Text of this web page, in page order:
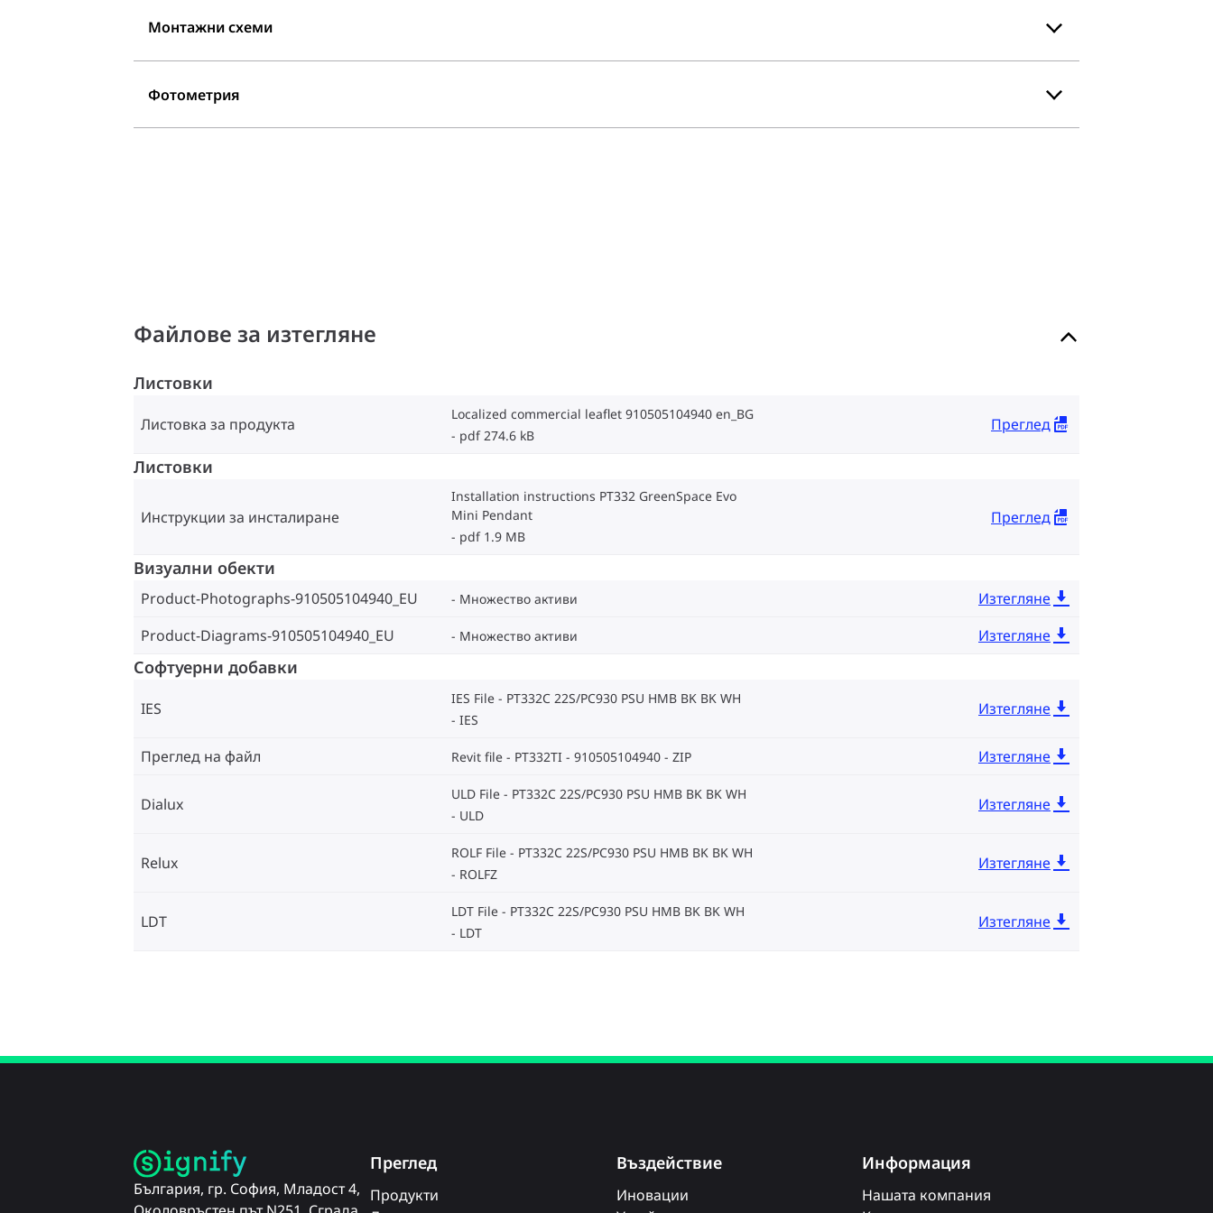
Монтажни схеми
Фотометрия
Файлове за изтегляне
Листовки
Листовка за продукта
Localized commercial leaflet 910505104940 en_BG
pdf 274.6 kB
Преглед
Листовки
Инструкции за инсталиране
Installation instructions PT332 GreenSpace Evo
Mini Pendant
pdf 1.9 MB
Преглед
Визуални обекти
Product-Photographs-910505104940_EU Множество активи
Изтегляне
Product-Diagrams-910505104940_EU
Множество активи Изтегляне
Софтуерни добавки
IES
IES File - PT332C 22S/PC930 PSU HMB BK BK WH
IES
Изтегляне
Преглед на файл Revit file - PT332TI - 910505104940 ZIP Изтегляне
Dialux
ULD File - PT332C 22S/PC930 PSU HMB BK BK WH
ULD
Изтегляне
Relux
ROLF File - PT332C 22S/PC930 PSU HMB BK BK WH
ROLFZ
Изтегляне
LDT
LDT File - PT332C 22S/PC930 PSU HMB BK BK WH
LDT
Изтегляне
България, гр. София, Младост 4,
Преглед
Продукти
Въздействие
Иновации
Информация
Нашата компания